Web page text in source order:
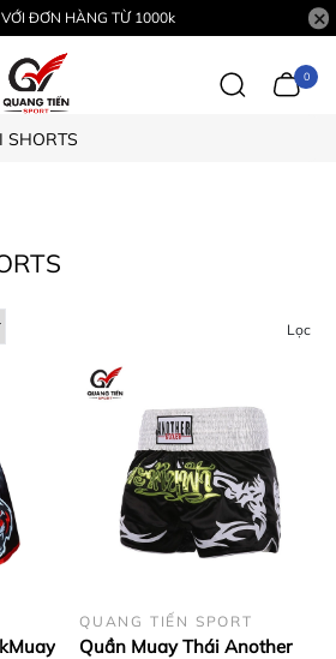
VỚI ĐƠN HÀNG TỪ 1000k
0
SHORTS
Lọc
QUANG TIẾN SPORT
Quần Muay Thái Another